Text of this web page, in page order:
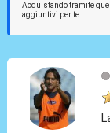
Acquistando tramite
aggiuntivi per te.